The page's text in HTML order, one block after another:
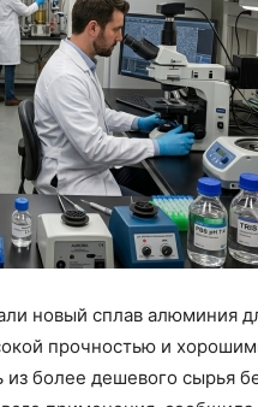
новый сплав алюминия
прочностью и
более дешевого сырья